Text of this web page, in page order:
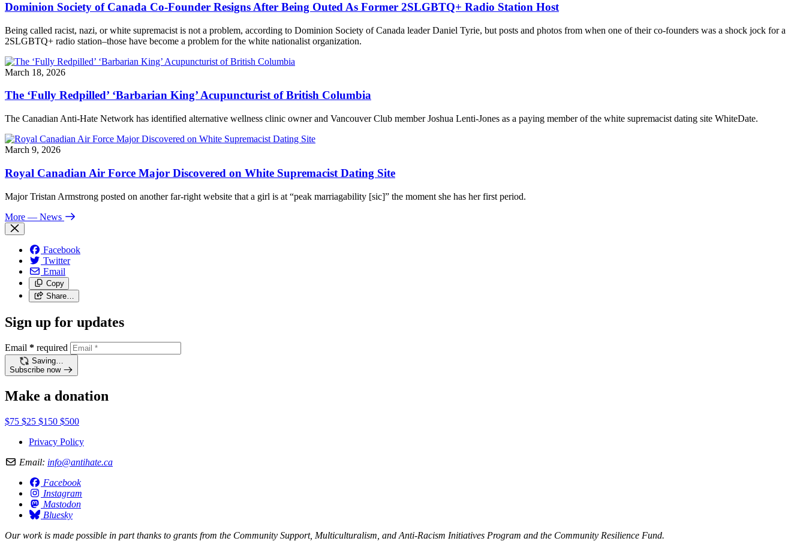
Dominion Society of Canada Co-Founder Resigns After Being Outed As Former 2SLGBTQ+ Radio Station Host
Being called racist, nazi, or white supremacist is not a problem, according to Dominion Society of Canada leader Daniel Tyrie, but posts and photos from when one of their co-founders was a shock jock for a
2SLGBTQ+ radio station–those have become a problem for the white nationalist organization.
March 18, 2026
The ‘Fully Redpilled’ ‘Barbarian King’ Acupuncturist of British Columbia
The Canadian Anti-Hate Network has identified alternative wellness clinic owner and Vancouver Club member Joshua Lenti-Jones as a paying member of the white supremacist dating site WhiteDate.
March 9, 2026
Royal Canadian Air Force Major Discovered on White Supremacist Dating Site
Major Tristan Armstrong posted on another far-right website that a girl is at “peak marriagability [sic]” the moment she has her first period.
More — News
Facebook
Twitter
Email
Copy
Share…
Sign up for updates
Email * required
Saving…
Subscribe now
Make a donation
$75 $25 $150 $500
Privacy Policy
Email: info@antihate.ca
Facebook
Instagram
Mastodon
Bluesky
Our work is made possible in part thanks to grants from the Community Support, Multiculturalism, and Anti-Racism Initiatives Program and the Community Resilience Fund.